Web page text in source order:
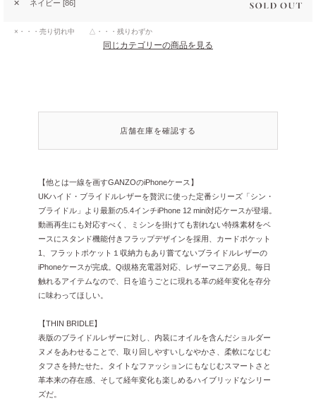
✕ ネイビー [86]
×・・・売り切れ中 △・・・残りわずか
同じカテゴリーの商品を見る
店舗在庫を確認する
【他とは一線を画すGANZOのiPhoneケース】
UKハイド・ブライドルレザーを贅沢に使った定番シリーズ「シン・
ブライドル」より最新の5.4インチiPhone 12 mini対応ケースが登場。
動画再生にも対応すべく、ミシンを掛けても割れない特殊素材をベ
ースにスタンド機能付きフラップデザインを採用、カードポケット
1、フラットポケット１収納力もあり嘗てないブライドルレザーの
iPhoneケースが完成。Qi規格充電器対応、レザーマニア必見。毎日
触れるアイテムなので、日を追うごとに現れる革の経年変化を存分
に味わってほしい。
【THIN BRIDLE】
表版のブライドルレザーに対し、内装にオイルを含んだショルダー
ヌメをあわせることで、取り回しやすいしなやかさ、柔軟になじむ
タフさを持たせた。タイトなファッションにもなじむスマートさと
革本来の存在感、そして経年変化も楽しめるハイブリッドなシリー
ズだ。